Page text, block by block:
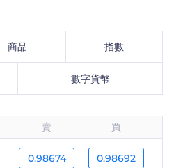
Trader
商品 指數
數字貨幣
賣 買
0.98674 0.98692